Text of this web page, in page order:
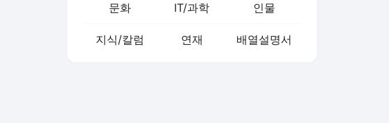
문화 IT/과학 인물
지식/칼럼 연재 배열설명서